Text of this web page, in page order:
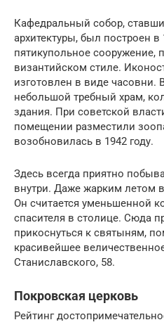
Кафедральный собор,
архитектуры, был построен в
пятикупольное сооружение,
византийском стиле.
изготовлен в виде часовни.
небольшой требный храм,
здания. При советской
помещении разместили
возобновилась в 1942 году.
Здесь всегда приятно
внутри. Даже жарким летом
Он считается уменьшенной
спасителя в столице. Сюда
прикоснуться к святыням,
красивейшее
Станиславского, 58.
Покровская церковь
Рейтинг